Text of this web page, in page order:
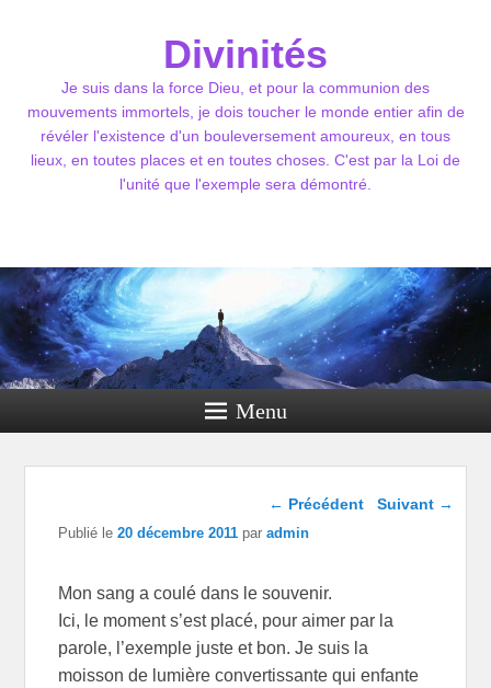
Divinités
Je suis dans la force Dieu, et pour la communion des
mouvements immortels, je dois toucher le monde entier afin de
révéler l'existence d'un bouleversement amoureux, en tous
lieux, en toutes places et en toutes choses. C'est par la Loi de
l'unité que l'exemple sera démontré.
Menu
Navigation dans les
← Précédent Suivant →
Publié le20 décembre 2011 paradmin
Mon sang a coulé dans le souvenir.
Ici, le moment s’est placé, pour aimer par la
parole, l’exemple juste et bon. Je suis la
moisson de lumière convertissante qui enfante